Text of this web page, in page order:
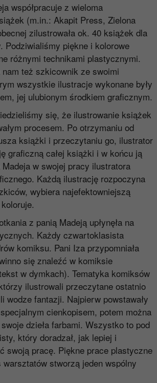
współpracuje z wieloma
(m.in.: Akapit Press, Zielona
zilustrowała ok. 40 książek dla
Podziwialiśmy piękne i kolorowe
różnymi technikami plastycznymi.
nam też szkicownik ze swoimi
wszystkie ilustracje wykonane były
jej ulubionym środkiem graficznym.
się, że ilustrowanie książek
procesem. Po otrzymaniu od
książki i przeczytaniu go, ilustrator
graficzną całej książki i w końcu ją
w swojej pracy ilustratora
Każdą ilustrację rozpoczyna
wybiera najefektowniejszą
z panią Madeją upłynęła na
Każdy czwartoklasista
komiksu. Pani Iza przypomniała
się znaleźć w komiksie
w dymkach). Tematyka komiksów
ilustrowali przeczytane ostatnio
wodze fantazji. Najpierw powstawały
cienkopisem, potem można
dzieła farbami. Wszystko to pod
który doradzał, jak lepiej i
swoją pracę. Piękne prace plastyczne
warsztatów stworzą jeden wspólny